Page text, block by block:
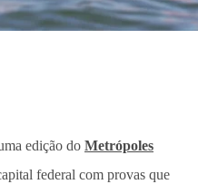
edição do Metrópoles
federal com provas que